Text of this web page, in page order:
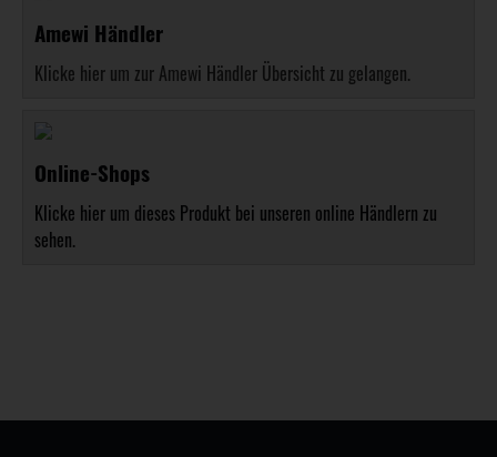
Amewi Händler
Klicke hier um zur Amewi Händler Übersicht zu gelangen.
Online-Shops
Klicke hier um dieses Produkt bei unseren online Händlern zu
sehen.